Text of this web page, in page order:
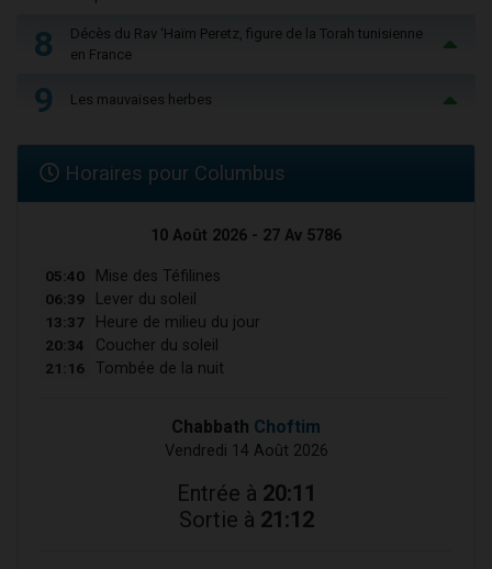
8
Décès du Rav ‘Haïm Peretz, figure de la Torah tunisienne
en France
9 Les mauvaises herbes
Horaires pour Columbus
10 Août 2026 - 27 Av 5786
05:40 Mise des Téfilines
06:39 Lever du soleil
13:37 Heure de milieu du jour
20:34 Coucher du soleil
21:16 Tombée de la nuit
Chabbath Choftim
Vendredi 14 Août 2026
Entrée à 20:11
Sortie à 21:12